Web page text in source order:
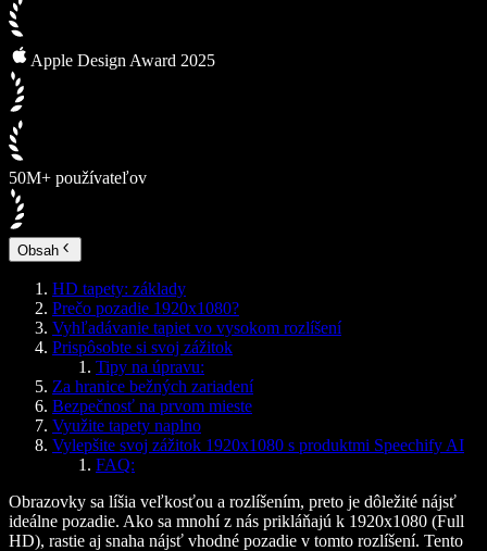
Apple Design Award 2025
50M+ používateľov
Obsah
HD tapety: základy
Prečo pozadie 1920x1080?
Vyhľadávanie tapiet vo vysokom rozlíšení
Prispôsobte si svoj zážitok
Tipy na úpravu:
Za hranice bežných zariadení
Bezpečnosť na prvom mieste
Využite tapety naplno
Vylepšite svoj zážitok 1920x1080 s produktmi Speechify AI
FAQ:
Obrazovky sa líšia veľkosťou a rozlíšením, preto je dôležité nájsť
ideálne pozadie. Ako sa mnohí z nás prikláňajú k 1920x1080 (Full
HD), rastie aj snaha nájsť vhodné pozadie v tomto rozlíšení. Tento